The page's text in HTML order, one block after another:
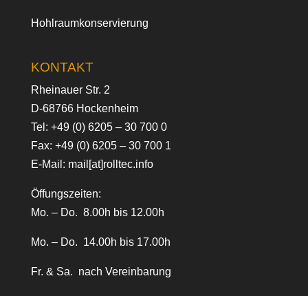
Hohlraumkonservierung
KONTAKT
Rheinauer Str. 2
D-68766 Hockenheim
Tel: +49 (0) 6205 – 30 700 0
Fax: +49 (0) 6205 – 30 700 1
E-Mail: mail[at]rolltec.info
Öffungszeiten:
Mo. – Do. 8.00h bis 12.00h
Mo. – Do. 14.00h bis 17.00h
Fr. & Sa. nach Vereinbarung